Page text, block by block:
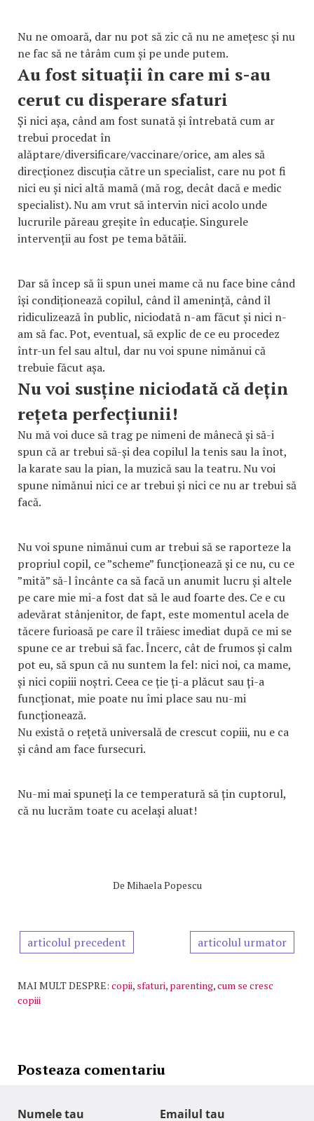
Nu ne omoară, dar nu pot să zic că nu ne amețesc și nu
ne fac să ne târâm cum și pe unde putem.
Au fost situații în care mi s-au
cerut cu disperare sfaturi
Și nici așa, când am fost sunată și întrebată cum ar
trebui procedat în
alăptare/diversificare/vaccinare/orice, am ales să
direcționez discuția către un specialist, care nu pot fi
nici eu și nici altă mamă (mă rog, decât dacă e medic
specialist). Nu am vrut să intervin nici acolo unde
lucrurile păreau greșite în educație. Singurele
intervenții au fost pe tema bătăii.
Dar să încep să îi spun unei mame că nu face bine când
își condiționează copilul, când îl amenință, când îl
ridiculizează în public, niciodată n-am făcut și nici n-
am să fac. Pot, eventual, să explic de ce eu procedez
într-un fel sau altul, dar nu voi spune nimănui că
trebuie făcut așa.
Nu voi susține niciodată că dețin
rețeta perfecțiunii!
Nu mă voi duce să trag pe nimeni de mânecă și să-i
spun că ar trebui să-și dea copilul la tenis sau la înot,
la karate sau la pian, la muzică sau la teatru. Nu voi
spune nimănui nici ce ar trebui și nici ce nu ar trebui să
facă.
Nu voi spune nimănui cum ar trebui să se raporteze la
propriul copil, ce ”scheme” funcționează și ce nu, cu ce
”mită” să-l încânte ca să facă un anumit lucru și altele
pe care mie mi-a fost dat să le aud foarte des. Ce e cu
adevărat stânjenitor, de fapt, este momentul acela de
tăcere furioasă pe care îl trăiesc imediat după ce mi se
spune ce ar trebui să fac. Încerc, cât de frumos și calm
pot eu, să spun că nu suntem la fel: nici noi, ca mame,
și nici copiii noștri. Ceea ce ție ți-a plăcut sau ți-a
funcționat, mie poate nu îmi place sau nu-mi
funcționează.
Nu există o rețetă universală de crescut copiii, nu e ca
și când am face fursecuri.
Nu-mi mai spuneți la ce temperatură să țin cuptorul,
că nu lucrăm toate cu același aluat!
De Mihaela Popescu
articolul precedent articolul urmator
MAI MULT DESPRE: copii, sfaturi, parenting,cum se cresc
copiii
Posteaza comentariu
Numele tau Emailul tau